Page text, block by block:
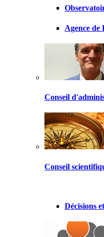
Agence de
Conseil
Conseil
Décisions